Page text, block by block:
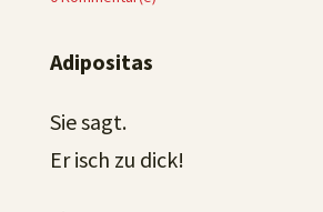
Adipositas
Sie sagt.
Er isch zu dick!